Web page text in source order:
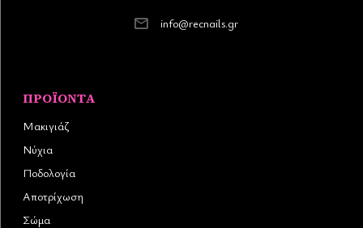
info@recnails.gr
ΠΡΟΪΌΝΤΑ
Μακιγιάζ
Νύχια
Ποδολογία
Αποτρίχωση
Σώμα